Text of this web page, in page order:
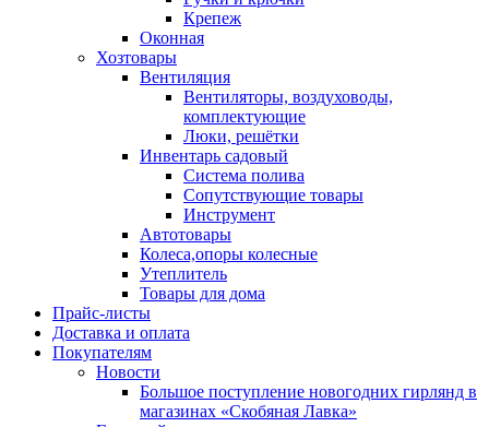
Крепеж
Оконная
Хозтовары
Вентиляция
Вентиляторы, воздуховоды,
комплектующие
Люки, решётки
Инвентарь садовый
Система полива
Сопутствующие товары
Инструмент
Автотовары
Колеса,опоры колесные
Утеплитель
Товары для дома
Прайс-листы
Доставка и оплата
Покупателям
Новости
Большое поступление новогодних гирлянд в
магазинах «Скобяная Лавка»